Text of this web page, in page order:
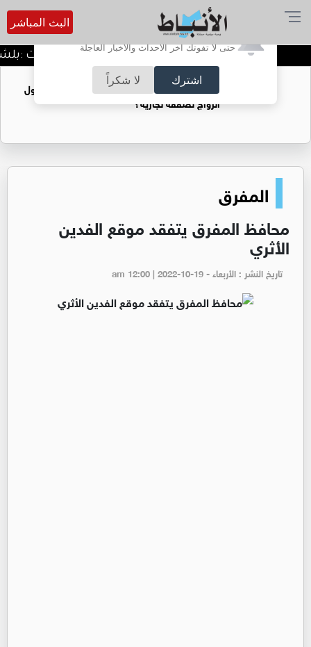
أترغب في تفعيل الإشعارات؟
حتى لا تفوتك آخر الأحداث والأخبار العاجلة
اشترك لا شكراً
البث المباشر
الدميسي لجماهير الوحدات :بلشنا بالمغرفة و
فتيات يستغللنه لتحقيق مكاسب مادية.. هل تحول
الزواج لصفقة تجارية؟
المفرق
محافظ المفرق يتفقد موقع الفدين
الأثري
تاريخ النشر : الأربعاء - am 12:00 | 2022-10-19